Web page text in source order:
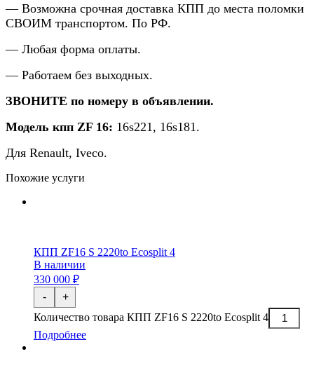
— Возможна срочная доставка КПП до места поломки
СВОИМ транспортом. По РФ.
— Любая форма оплаты.
— Работаем без выходных.
ЗВОНИТЕ по номеру в объявлении.
Модель кпп ZF 16: 16s221, 16s181.
Для Renault, Iveco.
Похожие услуги
КПП ZF16 S 2220to Ecosplit 4
В наличии
330 000 ₽
-
Количество товара КПП ZF16 S 2220to Ecosplit 4
+
Подробнее